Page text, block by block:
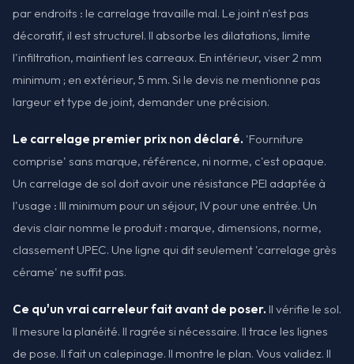
par endroits : le carrelage travaille mal. Le joint n'est pas
décoratif, il est structurel. Il absorbe les dilatations, limite
l'infiltration, maintient les carreaux. En intérieur, viser 2 mm
minimum ; en extérieur, 5 mm. Si le devis ne mentionne pas
largeur et type de joint, demander une précision.
Le carrelage premier prix non déclaré. 'Fourniture
comprise' sans marque, référence, ni norme, c'est opaque.
Un carrelage de sol doit avoir une résistance PEI adaptée à
l'usage : III minimum pour un séjour, IV pour une entrée. Un
devis clair nomme le produit : marque, dimensions, norme,
classement UPEC. Une ligne qui dit seulement 'carrelage grès
cérame' ne suffit pas.
Ce qu'un vrai carreleur fait avant de poser. Il vérifie le sol.
Il mesure la planéité. Il ragrée si nécessaire. Il trace les lignes
de pose. Il fait un calepinage. Il montre le plan. Vous validez. Il